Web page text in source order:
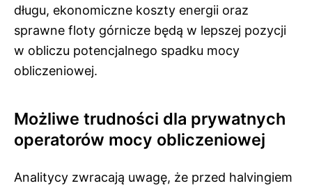
długu, ekonomiczne koszty energii oraz
sprawne floty górnicze będą w lepszej pozycji
w obliczu potencjalnego spadku mocy
obliczeniowej.
Możliwe trudności dla prywatnych
operatorów mocy obliczeniowej
Analitycy zwracają uwagę, że przed halvingiem